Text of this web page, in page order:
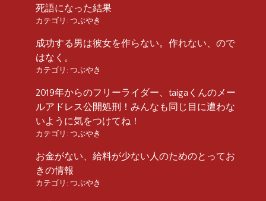
死語になった結果
カテゴリ: つぶやき
成功する男は彼女を作らない。作れない、ので
はなく。
カテゴリ: つぶやき
2019年からのフリーライダー、taigaくんのメー
ルアドレス公開処刑！みんなも同じ目に遭わな
いように気をつけてね！
カテゴリ: つぶやき
お金がない、給料が少ない人のためのとってお
きの情報
カテゴリ: つぶやき